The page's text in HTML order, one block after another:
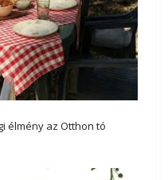
élmény az Otthon tó